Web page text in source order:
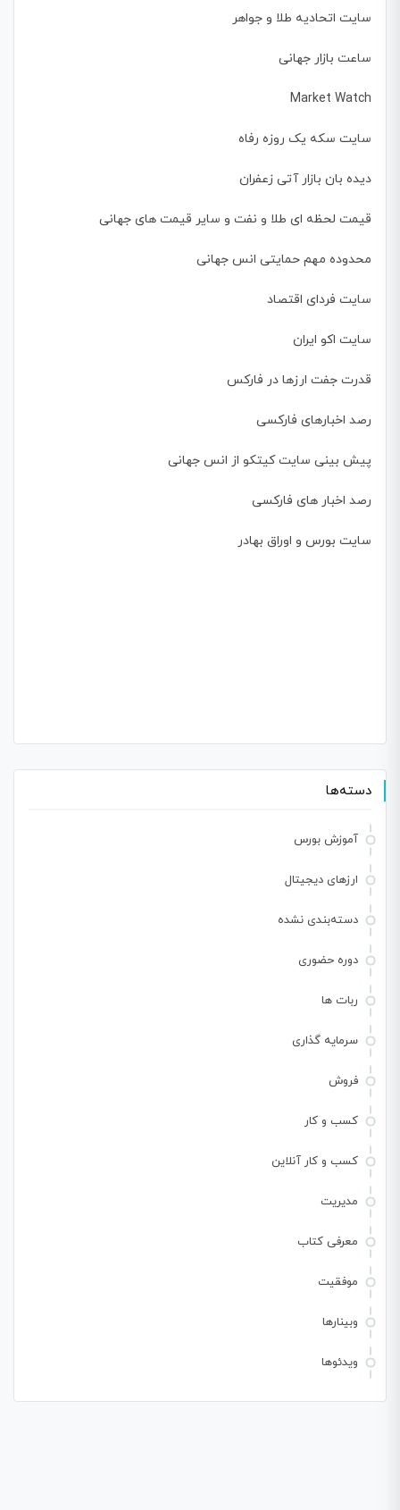
سایت اتحادیه طلا و جواهر
ساعت بازار جهانی
Market Watch
سایت سکه یک روزه رفاه
دیده بان بازار آتی زعفران
قیمت لحظه ای طلا و نفت و سایر قیمت های جهانی
محدوده مهم حمایتی انس جهانی
سایت فردای اقتصاد
سایت اکو ایران
قدرت جفت ارزها در فارکس
رصد اخبارهای فارکسی
پیش بینی سایت کیتکو از انس جهانی
رصد اخبار های فارکسی
سایت بورس و اوراق بهادر
دسته‌ها
آموزش بورس
ارزهای دیجیتال
دسته‌بندی نشده
دوره حضوری
ربات ها
سرمایه گذاری
فروش
کسب و کار
کسب و کار آنلاین
مدیریت
معرفی کتاب
موفقیت
وبینارها
ویدئوها